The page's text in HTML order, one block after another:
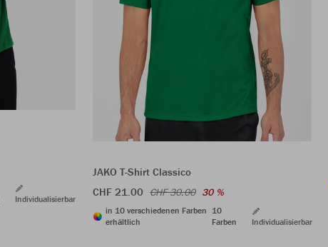
Individualisierbar
JAKO T-Shirt Classico
CHF 21.00 CHF 30.00 30 %
in 10 verschiedenen Farben
erhältlich
10
Farben
Individualisierbar